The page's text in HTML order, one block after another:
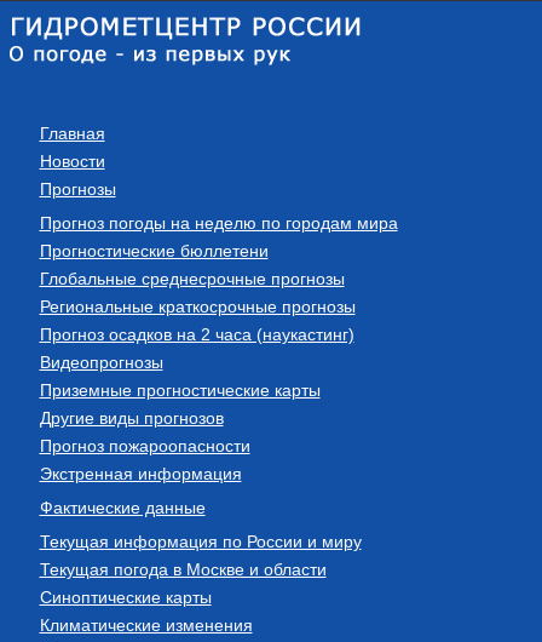
Главная
Новости
Прогнозы
Прогноз погоды на неделю по городам мира
Прогностические бюллетени
Глобальные среднесрочные прогнозы
Региональные краткосрочные прогнозы
Прогноз осадков на 2 часа (наукастинг)
Видеопрогнозы
Приземные прогностические карты
Другие виды прогнозов
Прогноз пожароопасности
Экстренная информация
Фактические данные
Текущая информация по России и миру
Текущая погода в Москве и области
Синоптические карты
Климатические изменения